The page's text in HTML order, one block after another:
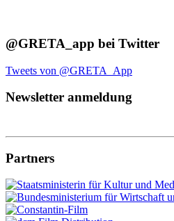
@GRETA_app bei Twitter
Tweets von @GRETA_App
Newsletter anmeldung
Partners